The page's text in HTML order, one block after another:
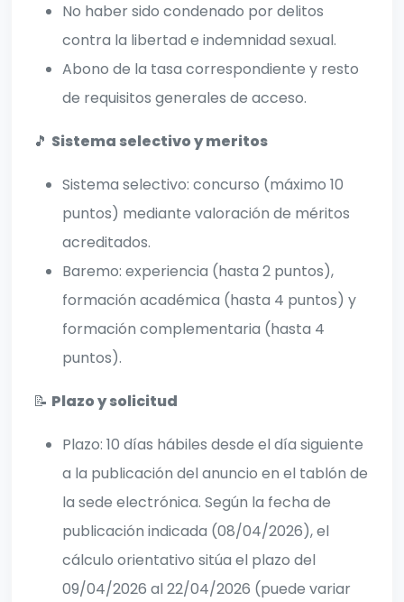
No haber sido condenado por delitos
contra la libertad e indemnidad sexual.
Abono de la tasa correspondiente y resto
de requisitos generales de acceso.
🎵 Sistema selectivo y meritos
Sistema selectivo: concurso (máximo 10
puntos) mediante valoración de méritos
acreditados.
Baremo: experiencia (hasta 2 puntos),
formación académica (hasta 4 puntos) y
formación complementaria (hasta 4
puntos).
📝 Plazo y solicitud
Plazo: 10 días hábiles desde el día siguiente
a la publicación del anuncio en el tablón de
la sede electrónica. Según la fecha de
publicación indicada (08/04/2026), el
cálculo orientativo sitúa el plazo del
09/04/2026 al 22/04/2026 (puede variar